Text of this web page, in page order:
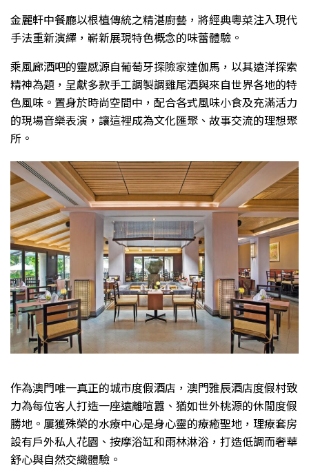
金麗軒中餐廳以根植傳統之精湛廚藝，將經典粵菜注入現代
手法重新演繹，嶄新展現特色概念的味蕾體驗。
乘風廊酒吧的靈感源自葡萄牙探險家達伽馬，以其遠洋探索
精神為題，呈獻多款手工調製調雞尾酒與來自世界各地的特
色風味。置身於時尚空間中，配合各式風味小食及充滿活力
的現場音樂表演，讓這裡成為文化匯聚、故事交流的理想聚
所。
作為澳門唯一真正的城市度假酒店，澳門雅辰酒店度假村致
力為每位客人打造一座遠離喧囂、猶如世外桃源的休閒度假
勝地。屢獲殊榮的水療中心是身心靈的療癒聖地，理療套房
設有戶外私人花園、按摩浴缸和雨林淋浴，打造低調而奢華
舒心與自然交織體驗。